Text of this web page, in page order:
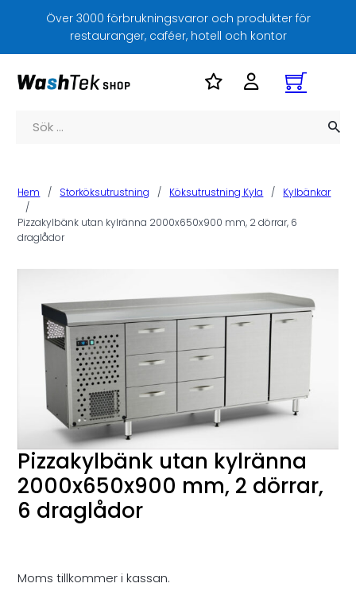
Över 3000 förbrukningsvaror och produkter för
restauranger, caféer, hotell och kontor
Sök
Hem / Storköksutrustning / Köksutrustning Kyla /
Kylbänkar
/
Pizzakylbänk utan kylränna 2000x650x900 mm, 2 dörrar, 6
draglådor
Pizzakylbänk utan kylränna
2000x650x900 mm, 2 dörrar,
6 draglådor
Moms tillkommer i kassan.